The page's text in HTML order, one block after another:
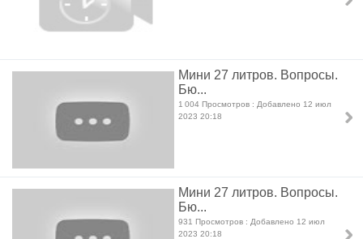
Мини 27 литров. Вопросы.
Бю...
1 004 Просмотров : Добавлено 12 июл
2023 20:18
Мини 27 литров. Вопросы.
Бю...
931 Просмотров : Добавлено 12 июл
2023 20:18